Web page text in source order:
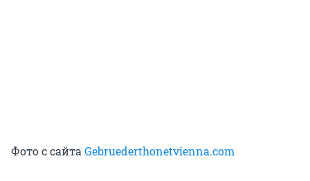
Фото с сайта Gebruederthonetvienna.com